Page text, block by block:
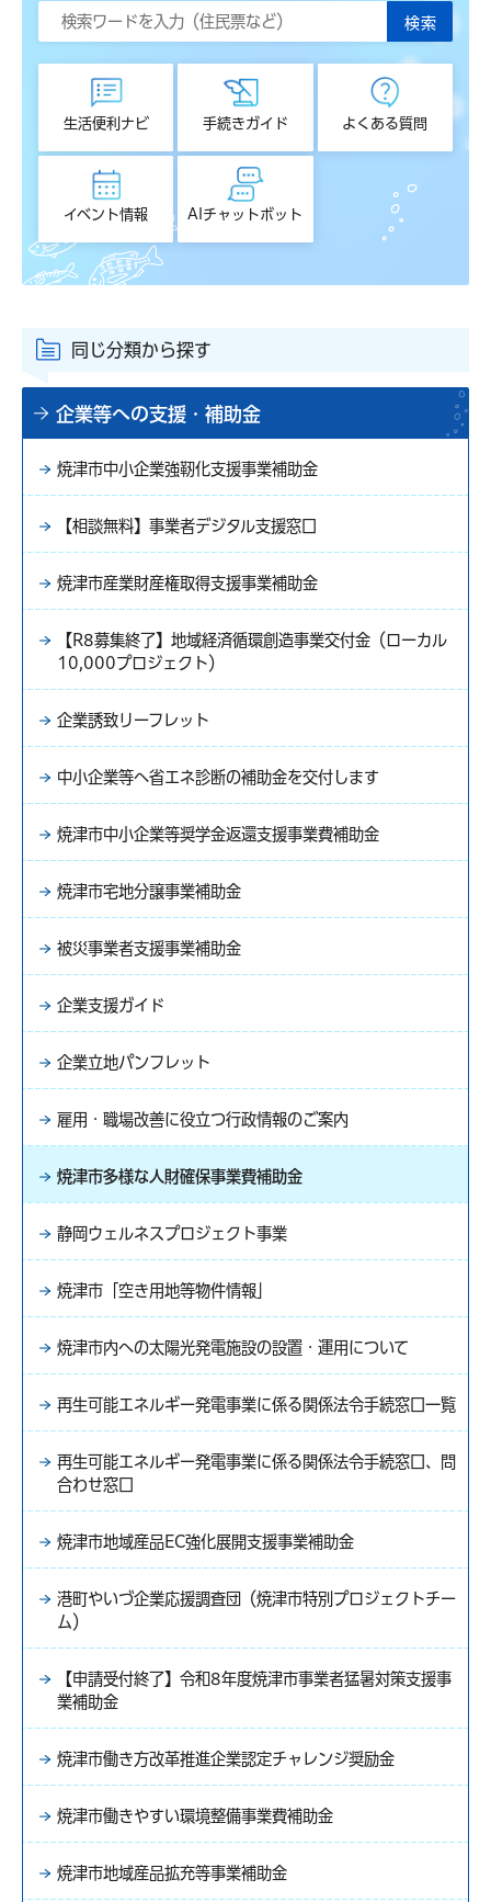
生活便利ナビ 手続きガイド よくある質問
イベント情報 AIチャットボット
同じ分類から探す
企業等への支援・補助金
焼津市中小企業強靭化支援事業補助金
【相談無料】事業者デジタル支援窓口
焼津市産業財産権取得支援事業補助金
【R8募集終了】地域経済循環創造事業交付金（ローカル
10,000プロジェクト）
企業誘致リーフレット
中小企業等へ省エネ診断の補助金を交付します
焼津市中小企業等奨学金返還支援事業費補助金
焼津市宅地分譲事業補助金
被災事業者支援事業補助金
企業支援ガイド
企業立地パンフレット
雇用・職場改善に役立つ行政情報のご案内
焼津市多様な人財確保事業費補助金
静岡ウェルネスプロジェクト事業
焼津市「空き用地等物件情報」
焼津市内への太陽光発電施設の設置・運用について
再生可能エネルギー発電事業に係る関係法令手続窓口一覧
再生可能エネルギー発電事業に係る関係法令手続窓口、問
合わせ窓口
焼津市地域産品EC強化展開支援事業補助金
港町やいづ企業応援調査団（焼津市特別プロジェクトチー
ム）
【申請受付終了】令和8年度焼津市事業者猛暑対策支援事
業補助金
焼津市働き方改革推進企業認定チャレンジ奨励金
焼津市働きやすい環境整備事業費補助金
焼津市地域産品拡充等事業補助金